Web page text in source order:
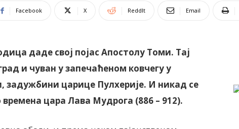
Facebook X ReddIt Email
даде свој појас Апостолу Томи. Тај
и чуван у запечаћеном ковчегу у
задужбини царице Пулхерије. И никад се
времена цара Лава Мудрога (886 – 912).